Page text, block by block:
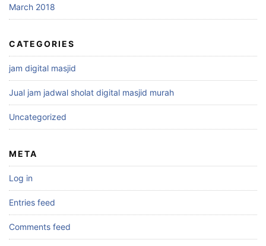
March 2018
CATEGORIES
jam digital masjid
Jual jam jadwal sholat digital masjid murah
Uncategorized
META
Log in
Entries feed
Comments feed